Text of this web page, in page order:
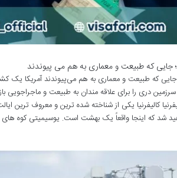
جایی که طبیعت و معماری به هم می پیوندند
جایی که طبیعت و معماری به هم می‌پیوندند آمریکا یک
دری را برای علاقه‌ مندان به طبیعت و ماجراجویی
کالیفرنیا یکی از شناخته ‌شده ‌ترین و معروف
شد که اینجا واقعاً یک بهشت است. یوسیمیتی کوه‌ های